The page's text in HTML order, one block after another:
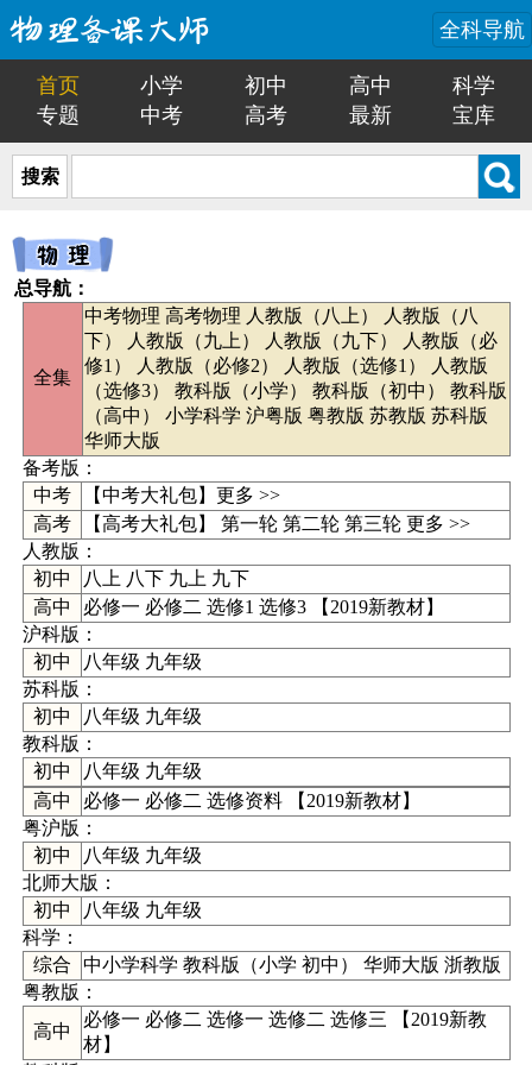
全科导航
首页 小学 初中 高中
科学
专题
中考 高考 最新 宝库
搜索
总导航：
全集
中考物理 高考物理 人教版（八上）
人教版（八
下）
人教版（九上） 人教版（九下）
人教版（必
修1）
人教版（必修2） 人教版（选修1）
人教版
（选修3）
教科版（小学） 教科版（初中）
教科版
（高中）
小学科学 沪粤版 粤教版 苏教版 苏科版
华师大版
备考版：
中考
【中考大礼包】 更多 >>
高考
【高考大礼包】 第一轮 第二轮 第三轮 更多 >>
人教版：
初中
八上 八下 九上 九下
高中
必修一 必修二 选修1 选修3【 2019新教材】
沪科版 ：
初中
八年级 九年级
苏科版 ：
初中
八年级 九年级
教科版 ：
初中
八年级 九年级
高中
必修一 必修二 选修资料【 2019新教材】
粤沪版 ：
初中
八年级 九年级
北师大版 ：
初中
八年级 九年级
科学 ：
综合
中小学科学 教科版（小学 初中 ） 华师大版 浙教版
粤教版：
高中
必修一 必修二 选修一 选修二 选修三 【 2019新教
材】